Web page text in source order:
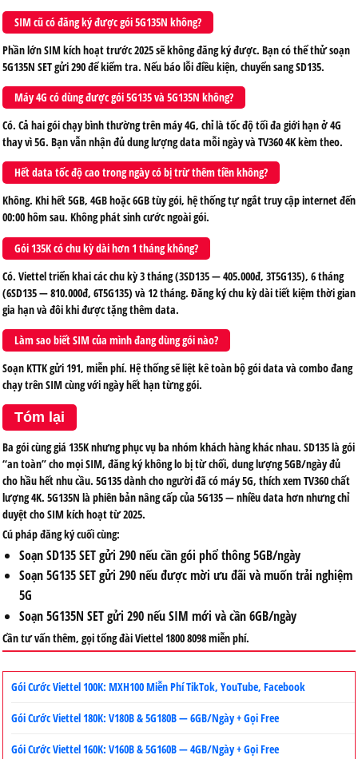
SIM cũ có đăng ký được gói 5G135N không?
Phần lớn SIM kích hoạt trước 2025 sẽ không đăng ký được. Bạn có thể thử soạn
5G135N SET gửi 290 để kiểm tra. Nếu báo lỗi điều kiện, chuyển sang SD135.
Máy 4G có dùng được gói 5G135 và 5G135N không?
Có. Cả hai gói chạy bình thường trên máy 4G, chỉ là tốc độ tối đa giới hạn ở 4G
thay vì 5G. Bạn vẫn nhận đủ dung lượng data mỗi ngày và TV360 4K kèm theo.
Hết data tốc độ cao trong ngày có bị trừ thêm tiền không?
Không. Khi hết 5GB, 4GB hoặc 6GB tùy gói, hệ thống tự ngắt truy cập internet đến
00:00 hôm sau. Không phát sinh cước ngoài gói.
Gói 135K có chu kỳ dài hơn 1 tháng không?
Có. Viettel triển khai các chu kỳ 3 tháng (3SD135 — 405.000đ, 3T5G135), 6 tháng
(6SD135 — 810.000đ, 6T5G135) và 12 tháng. Đăng ký chu kỳ dài tiết kiệm thời gian
gia hạn và đôi khi được tặng thêm data.
Làm sao biết SIM của mình đang dùng gói nào?
Soạn KTTK gửi 191, miễn phí. Hệ thống sẽ liệt kê toàn bộ gói data và combo đang
chạy trên SIM cùng với ngày hết hạn từng gói.
Tóm lại
Ba gói cùng giá 135K nhưng phục vụ ba nhóm khách hàng khác nhau. SD135 là gói
“an toàn” cho mọi SIM, đăng ký không lo bị từ chối, dung lượng 5GB/ngày đủ
cho hầu hết nhu cầu. 5G135 dành cho người đã có máy 5G, thích xem TV360 chất
lượng 4K. 5G135N là phiên bản nâng cấp của 5G135 — nhiều data hơn nhưng chỉ
duyệt cho SIM kích hoạt từ 2025.
Cú pháp đăng ký cuối cùng:
SoạnSD135 SETgửi 290nếu cần gói phổ thông 5GB/ngày
Soạn5G135 SETgửi 290nếu được mời ưu đãi và muốn trải nghiệm
5G
Soạn5G135N SETgửi 290nếu SIM mới và cần 6GB/ngày
Cần tư vấn thêm, gọi tổng đài Viettel 1800 8098 miễn phí.
Gói Cước Viettel 100K: MXH100 Miễn Phí TikTok, YouTube, Facebook
Gói Cước Viettel 180K: V180B & 5G180B — 6GB/Ngày + Gọi Free
Gói Cước Viettel 160K: V160B & 5G160B — 4GB/Ngày + Gọi Free